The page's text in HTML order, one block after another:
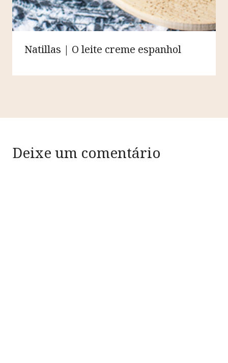
Natillas | O leite creme espanhol
Deixe um comentário